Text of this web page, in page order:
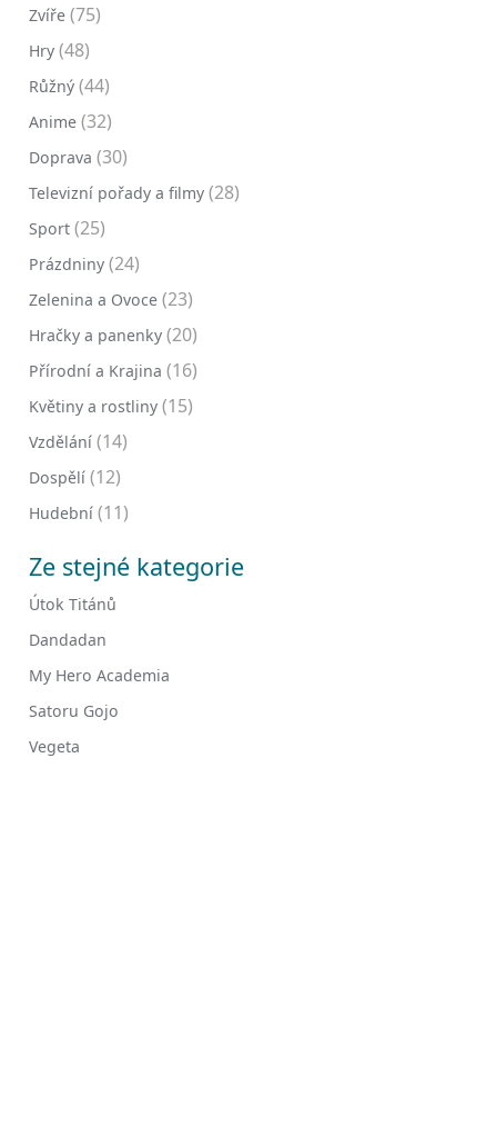
Zvíře (75)
Hry (48)
Růžný (44)
Anime (32)
Doprava (30)
Televizní pořady a filmy (28)
Sport (25)
Prázdniny (24)
Zelenina a Ovoce (23)
Hračky a panenky (20)
Přírodní a Krajina (16)
Květiny a rostliny (15)
Vzdělání (14)
Dospělí (12)
Hudební (11)
Ze stejné kategorie
Útok Titánů
Dandadan
My Hero Academia
Satoru Gojo
Vegeta